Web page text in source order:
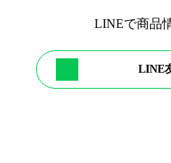
LINEで商品
LINE